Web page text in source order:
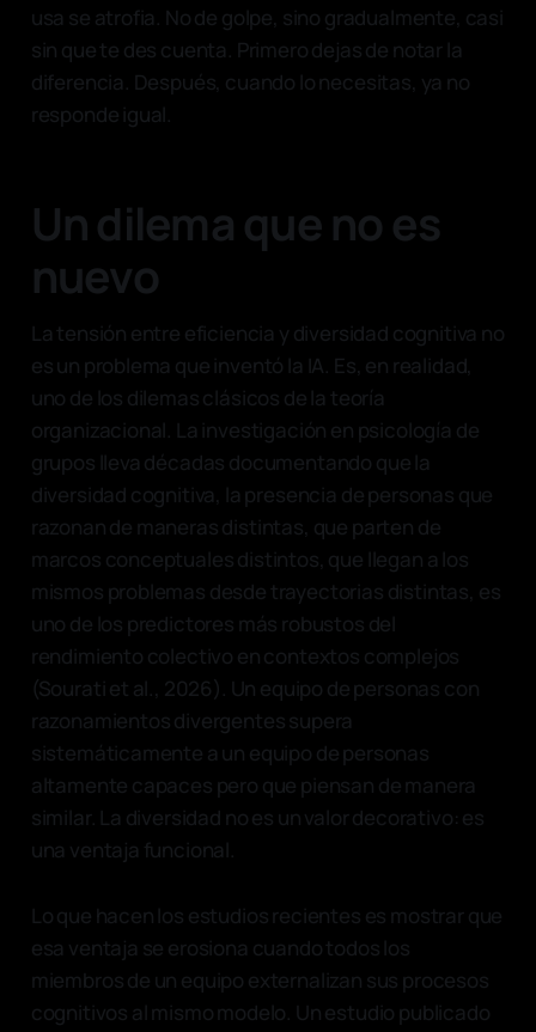
usa se atrofia. No de golpe, sino gradualmente, casi
sin que te des cuenta. Primero dejas de notar la
diferencia. Después, cuando lo necesitas, ya no
responde igual.
Un dilema que no es
nuevo
La tensión entre eficiencia y diversidad cognitiva no
es un problema que inventó la IA. Es, en realidad,
uno de los dilemas clásicos de la teoría
organizacional. La investigación en psicología de
grupos lleva décadas documentando que la
diversidad cognitiva, la presencia de personas que
razonan de maneras distintas, que parten de
marcos conceptuales distintos, que llegan a los
mismos problemas desde trayectorias distintas, es
uno de los predictores más robustos del
rendimiento colectivo en contextos complejos
(Sourati et al., 2026). Un equipo de personas con
razonamientos divergentes supera
sistemáticamente a un equipo de personas
altamente capaces pero que piensan de manera
similar. La diversidad no es un valor decorativo: es
una ventaja funcional.
Lo que hacen los estudios recientes es mostrar que
esa ventaja se erosiona cuando todos los
miembros de un equipo externalizan sus procesos
cognitivos al mismo modelo. Un estudio publicado